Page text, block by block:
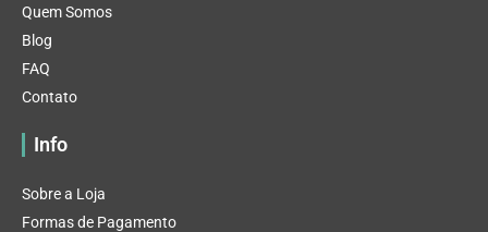
Quem Somos
Blog
FAQ
Contato
Info
Sobre a Loja
Formas de Pagamento